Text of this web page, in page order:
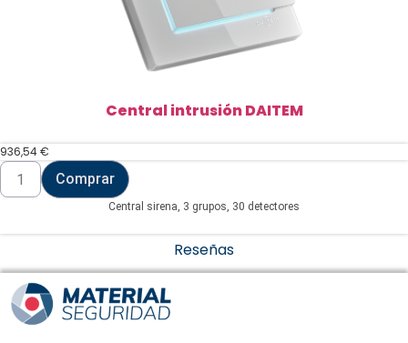
Central intrusión DAITEM
936,54€
Central
intrusión
DAITEM
Comprar
Central sirena, 3 grupos, 30 detectores
Reseñas